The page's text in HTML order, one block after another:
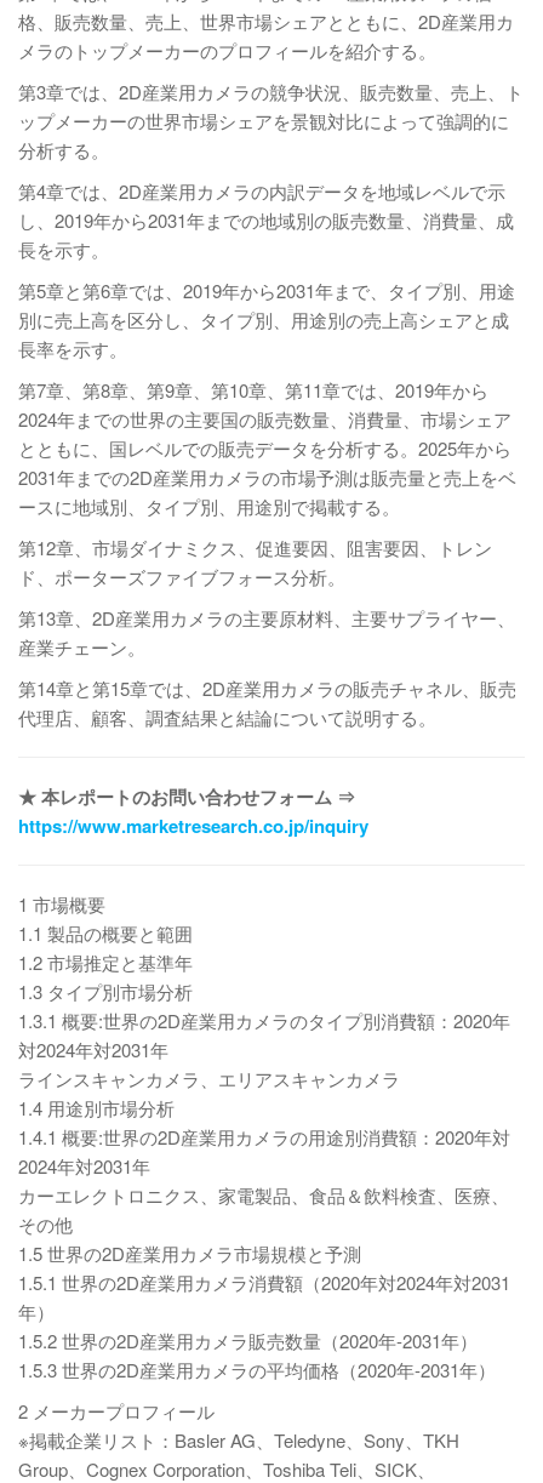
格、販売数量、売上、世界市場シェアとともに、2D産業用カ
メラのトップメーカーのプロフィールを紹介する。
第3章では、2D産業用カメラの競争状況、販売数量、売上、ト
ップメーカーの世界市場シェアを景観対比によって強調的に
分析する。
第4章では、2D産業用カメラの内訳データを地域レベルで示
し、2019年から2031年までの地域別の販売数量、消費量、成
長を示す。
第5章と第6章では、2019年から2031年まで、タイプ別、用途
別に売上高を区分し、タイプ別、用途別の売上高シェアと成
長率を示す。
第7章、第8章、第9章、第10章、第11章では、2019年から
2024年までの世界の主要国の販売数量、消費量、市場シェア
とともに、国レベルでの販売データを分析する。2025年から
2031年までの2D産業用カメラの市場予測は販売量と売上をベ
ースに地域別、タイプ別、用途別で掲載する。
第12章、市場ダイナミクス、促進要因、阻害要因、トレン
ド、ポーターズファイブフォース分析。
第13章、2D産業用カメラの主要原材料、主要サプライヤー、
産業チェーン。
第14章と第15章では、2D産業用カメラの販売チャネル、販売
代理店、顧客、調査結果と結論について説明する。
★ 本レポートのお問い合わせフォーム ⇒
https://www.marketresearch.co.jp/inquiry
1 市場概要
1.1 製品の概要と範囲
1.2 市場推定と基準年
1.3 タイプ別市場分析
1.3.1 概要:世界の2D産業用カメラのタイプ別消費額：2020年
対2024年対2031年
ラインスキャンカメラ、エリアスキャンカメラ
1.4 用途別市場分析
1.4.1 概要:世界の2D産業用カメラの用途別消費額：2020年対
2024年対2031年
カーエレクトロニクス、家電製品、食品＆飲料検査、医療、
その他
1.5 世界の2D産業用カメラ市場規模と予測
1.5.1 世界の2D産業用カメラ消費額（2020年対2024年対2031
年）
1.5.2 世界の2D産業用カメラ販売数量（2020年-2031年）
1.5.3 世界の2D産業用カメラの平均価格（2020年-2031年）
2 メーカープロフィール
※掲載企業リスト：Basler AG、Teledyne、Sony、TKH
Group、Cognex Corporation、Toshiba Teli、SICK、